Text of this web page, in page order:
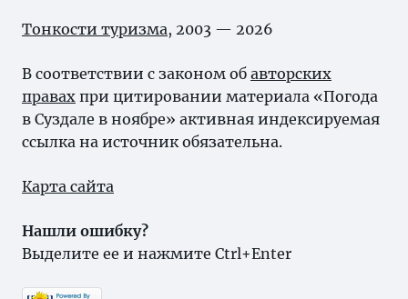
Тонкости туризма, 2003 — 2026
В соответствии с законом об авторских
правах при цитировании материала «Погода
в Суздале в ноябре» активная индексируемая
ссылка на источник обязательна.
Карта сайта
Нашли ошибку?
Выделите ее и нажмите Ctrl+Enter